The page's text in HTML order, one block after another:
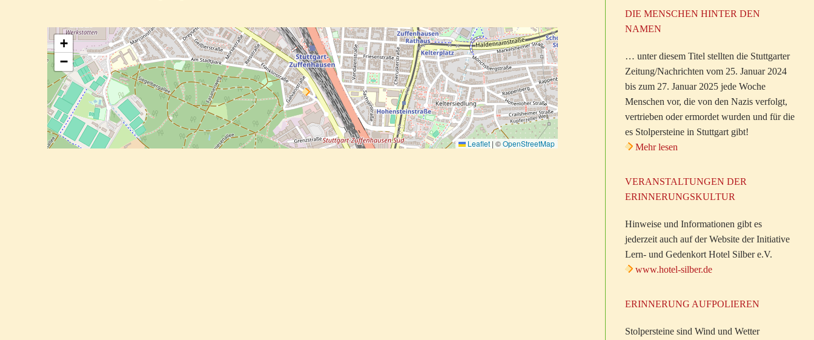
+
−
Leaflet | ©OpenStreetMap
DIE MENSCHEN HINTER DEN
NAMEN
… unter diesem Titel stellten die Stuttgarter
Zeitung/Nachrichten vom 25. Januar 2024
bis zum 27. Januar 2025 jede Woche
Menschen vor, die von den Nazis verfolgt,
vertrieben oder ermordet wurden und für die
es Stolpersteine in Stuttgart gibt!
Mehr lesen
VERANSTALTUNGEN DER
ERINNERUNGSKULTUR
Hinweise und Informationen gibt es
jederzeit auch auf der Website der Initiative
Lern- und Gedenkort Hotel Silber e.V.
www.hotel-silber.de
ERINNERUNG AUFPOLIEREN
Stolpersteine sind Wind und Wetter